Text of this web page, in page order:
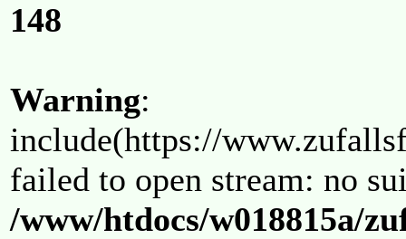
148
Warning:
include(https://
failed to open stream: no
/www/htdocs/w018815a/